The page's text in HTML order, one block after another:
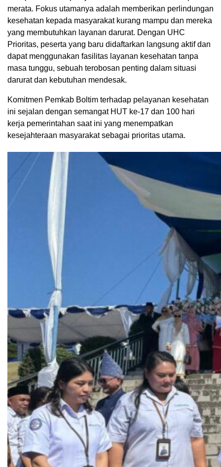
merata. Fokus utamanya adalah memberikan perlindungan
kesehatan kepada masyarakat kurang mampu dan mereka
yang membutuhkan layanan darurat. Dengan UHC
Prioritas, peserta yang baru didaftarkan langsung aktif dan
dapat menggunakan fasilitas layanan kesehatan tanpa
masa tunggu, sebuah terobosan penting dalam situasi
darurat dan kebutuhan mendesak.
Komitmen Pemkab Boltim terhadap pelayanan kesehatan
ini sejalan dengan semangat HUT ke-17 dan 100 hari
kerja pemerintahan saat ini yang menempatkan
kesejahteraan masyarakat sebagai prioritas utama.